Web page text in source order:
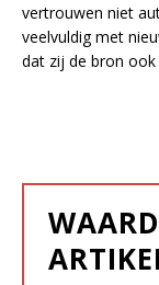
vertrouwen niet
veelvuldig met
dat zij de bron